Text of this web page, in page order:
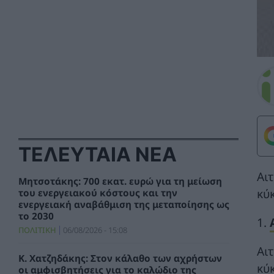
ΤΕΛΕΥΤΑΙΑ ΝΕΑ
Μητσοτάκης: 700 εκατ. ευρώ για τη μείωση
του ενεργειακού κόστους και την
ενεργειακή αναβάθμιση της μεταποίησης ως
το 2030
ΠΟΛΙΤΙΚΗ 06/08/2026 - 15:08
Κ. Χατζηδάκης: Στον κάλαθο των αχρήστων
οι αμφισβητήσεις για το καλώδιο της
1.